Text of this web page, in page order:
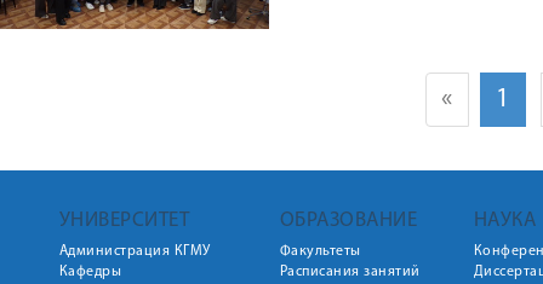
« 1
УНИВЕРСИТЕТ
Администрация КГМУ
Кафедры
ОБРАЗОВАНИЕ
Факультеты
Расписания занятий
НАУКА